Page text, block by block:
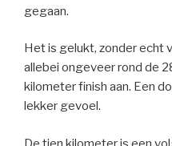
gegaan.
Het is gelukt, zonder echt
allebei ongeveer rond de
kilometer finish aan. Een
lekker gevoel.